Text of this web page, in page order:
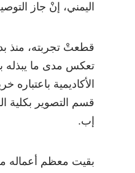
اليمني، إنْ جاز
قطعتْ تجربته، منذ
تعكس مدى ما يبذله
الأكاديمية
قسم التصوير بكلية
إب.
بقيت معظم أعماله